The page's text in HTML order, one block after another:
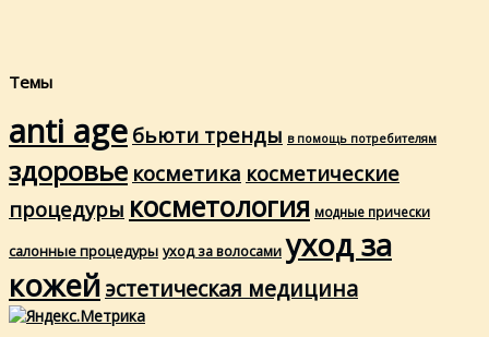
Темы
anti age бьюти тренды в помощь потребителям
здоровье косметика косметические
процедуры косметология модные прически
салонные процедуры уход за волосами уход за
кожейэстетическая медицина